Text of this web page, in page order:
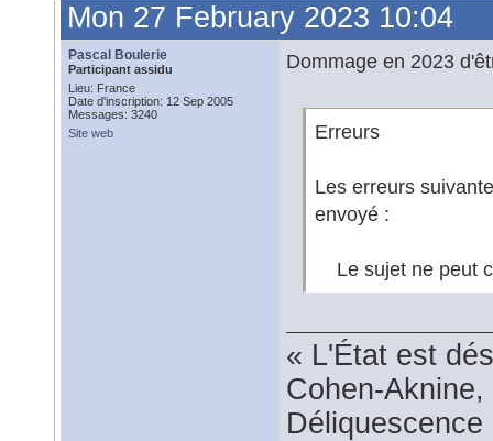
Mon 27 February 2023 10:04
Pascal Boulerie
Participant assidu
Lieu: France
Date d'inscription: 12 Sep 2005
Messages: 3240
Site web
Dommage en 2023
Erreurs
Les erreurs
envoyé :
Le sujet ne peut
« L'État est
Cohen-